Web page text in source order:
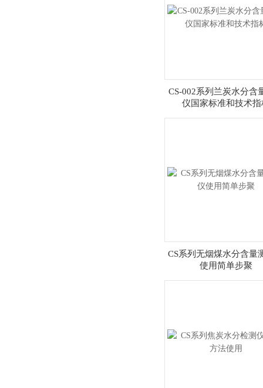
CS-002系列兰炭水分含
仪国家标准和技术指
CS系列无烟煤水分含量
使用简单步聚